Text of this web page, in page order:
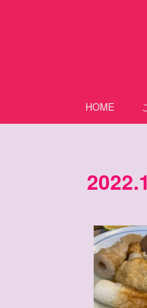
HOME
2022.